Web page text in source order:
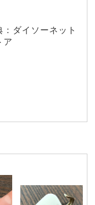
：ダイソーネット
ア